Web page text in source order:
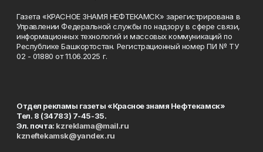
Газета «КРАСНОЕ ЗНАМЯ НЕФТЕКАМСК» зарегистрирована в
Управлении Федеральной службы по надзору в сфере связи,
информационных технологий и массовых коммуникаций по
Республике Башкортостан. Регистрационный номер ПИ № ТУ
02 - 01880 от 11.06.2025 г.
Отдел рекламы газеты «Красное знамя Нефтекамск»
Тел. 8 (34783) 7-45-35.
Эл. почта: kzreklama@mail.ru
kzneftekamsk@yandex.ru